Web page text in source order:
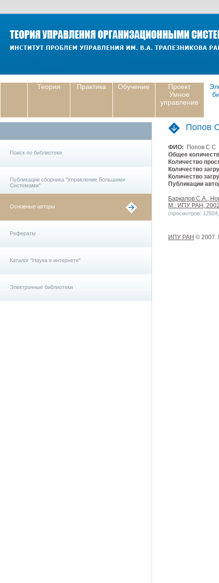
Теория Практика Обучение
Проект
Умное
управление
Поиск по библиотеке
Публикации сборника "Управление Большими
Системами"
Основные авторы
Рефераты
Каталог "Наука в интернете"
Электронные библиотеки
Попов
ФИО: Попов С С
Общее
Количество
Количество
Количество
Публикации
Баркалов С.А.,
М.: ИПУ РАН,
(просмотров:
ИПУ РАН © 2007.